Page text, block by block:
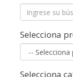
Selecciona
Selecciona